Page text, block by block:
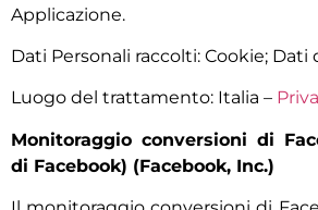
Applicazione.
Dati Personali raccolti: Cookie; Dati
Luogo del trattamento: Italia –
Monitoraggio conversioni di
di Facebook) (Facebook, Inc.)